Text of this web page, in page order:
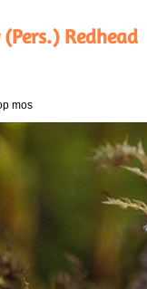
(Pers.) Redhead
mos